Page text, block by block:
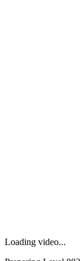
Loading video...